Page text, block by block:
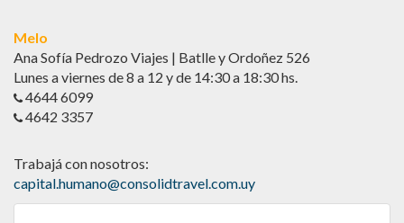
Melo
Ana Sofía Pedrozo Viajes | Batlle y Ordoñez 526
Lunes a viernes de 8 a 12 y de 14:30 a 18:30 hs.
4644 6099
4642 3357
Trabajá con nosotros:
capital.humano@consolidtravel.com.uy